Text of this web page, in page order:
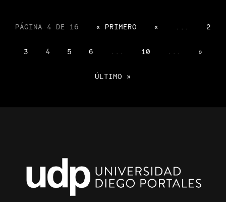
PÁGINA 4 DE 16 « PRIMERO « 2
3 4 5 6 10 »
ÚLTIMO »